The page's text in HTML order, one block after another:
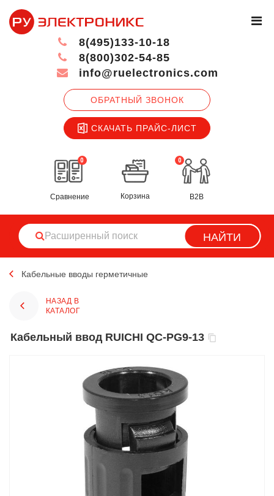
ОБРАТНЫЙ ЗВОНОК
СКАЧАТЬ ПРАЙС-ЛИСТ
8(495)133-10-18
8(800)302-54-85
info@ruelectronics.com
0
Сравнение
0
Корзина B2B
НАЙТИ
Кабельные вводы герметичные
НАЗАД В
КАТАЛОГ
Кабельный ввод RUICHI QC-PG9-13